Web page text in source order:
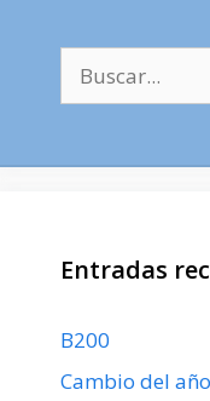
Entradas
B200
Cambio del